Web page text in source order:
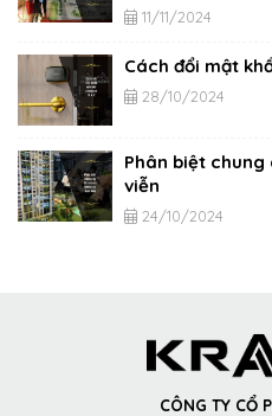
11/11/2024
Cách đổi mật
28/10/2024
Phân biệt chung
viễn
24/10/2024
CÔNG TY CỔ